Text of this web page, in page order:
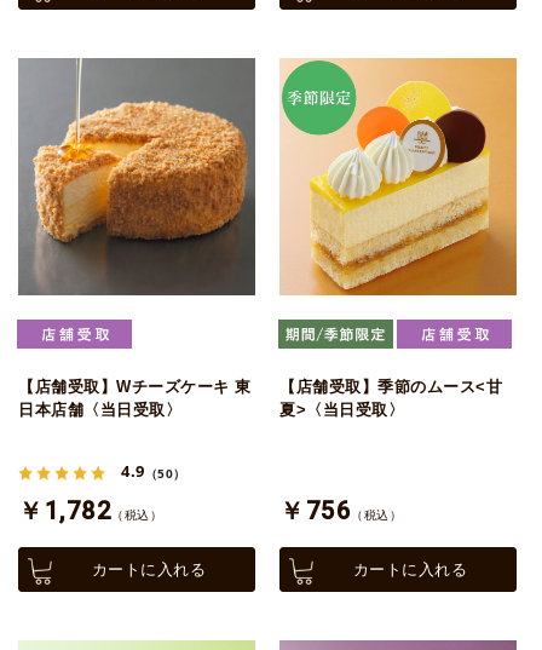
【店舗受取】Wチーズケーキ 東
日本店舗〈当日受取〉
4.9 （50）
￥1,782 （税込）
カートに入れる
【店舗受取】季節のムース<甘
夏>〈当日受取〉
￥756 （税込）
カートに入れる